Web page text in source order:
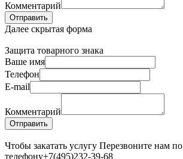
Комментарий
Далее скрытая форма
Защита товарного знака
Ваше имя
Телефон
E-mail
Комментарий
Чтобы закатать услугу Перезвоните нам по
телефону+7(495)232-39-68